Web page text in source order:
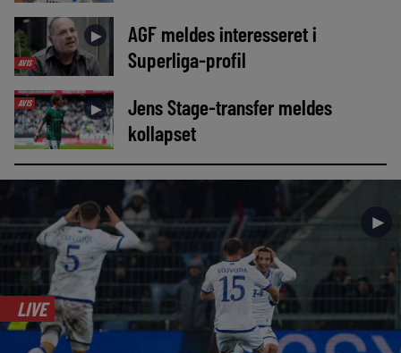
AVIS
►
AGF meldes interesseret i
Superliga-profil
AVIS ►
Jens Stage-transfer meldes
kollapset
►
LIVE